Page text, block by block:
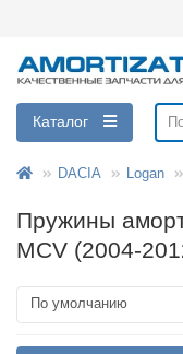
Каталог
DACIA Logan
Пружины
MCV (2004-